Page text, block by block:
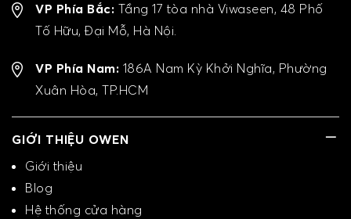
VP Phía Bắc: Tầng 17 tòa nhà Viwaseen, 48 Phố
Tố Hữu, Đại Mỗ, Hà Nội.
VP Phía Nam: 186A Nam Kỳ Khởi Nghĩa, Phường
Xuân Hòa, TP.HCM
GIỚI THIỆU OWEN
Giới thiệu
Blog
Hệ thống cửa hàng